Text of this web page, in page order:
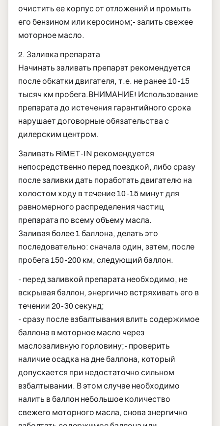
очистить ее корпус от отложений и промыть
его бензином или керосином;- залить свежее
моторное масло.
2. Заливка препарата
Начинать заливать препарат рекомендуется
после обкатки двигателя, т.е. не ранее 10-15
тысяч км пробега.ВНИМАНИЕ! Использование
препарата до истечения гарантийного срока
нарушает договорные обязательства с
дилерским центром.
Заливать RiMET-IN рекомендуется
непосредственно перед поездкой, либо сразу
после заливки дать поработать двигателю на
холостом ходу в течение 10-15 минут для
равномерного распределения частиц
препарата по всему объему масла.
Заливая более 1 баллона, делать это
последовательно: сначала один, затем, после
пробега 150-200 км, следующий баллон.
- перед заливкой препарата необходимо, не
вскрывая баллон, энергично встряхивать его в
течении 20-30 секунд;
- сразу после взбалтывания влить содержимое
баллона в моторное масло через
маслозаливную горловину;- проверить
наличие осадка на дне баллона, который
допускается при недостаточно сильном
взбалтывании. В этом случае необходимо
налить в баллон небольшое количество
свежего моторного масла, снова энергично